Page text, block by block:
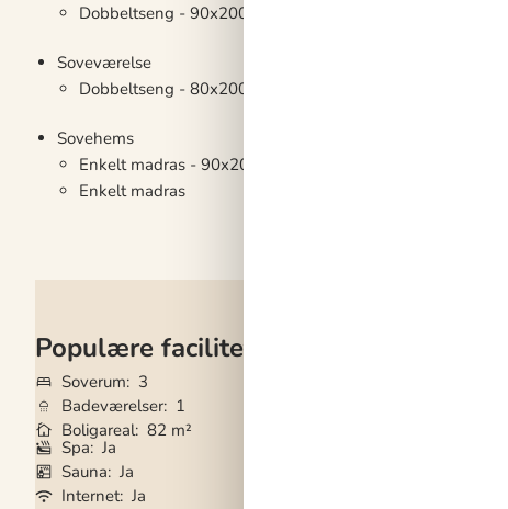
Dobbeltseng - 90x200x2
Soveværelse
Dobbeltseng - 80x200x2
Sovehems
Enkelt madras - 90x200
Enkelt madras
Populære faciliteter
Soverum
3
Badeværelser 1
Boligareal 82 m²
Spa Ja
Sauna Ja
Internet Ja